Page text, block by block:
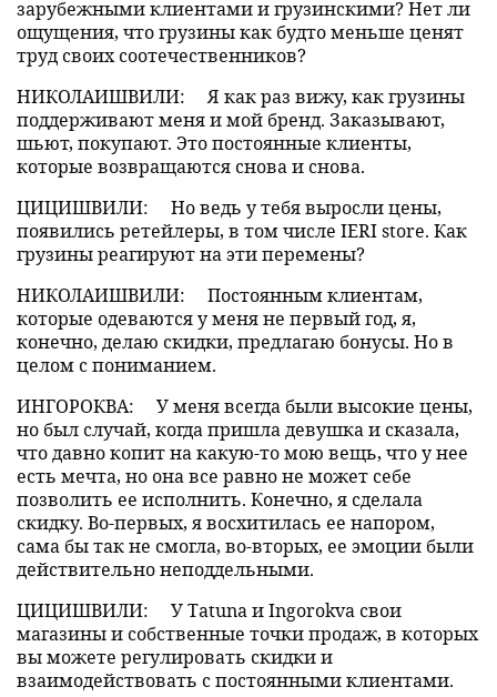
зарубежными клиентами и грузинскими? Нет ли
ощущения, что грузины как будто меньше ценят
труд своих соотечественников?
НИКОЛАИШВИЛИ:
Я как раз вижу, как грузины
поддерживают меня и мой бренд. Заказывают,
шьют, покупают. Это постоянные клиенты,
которые возвращаются снова и снова.
ЦИЦИШВИЛИ:
Но ведь у тебя выросли цены,
появились ретейлеры, в том числе IERI store. Как
грузины реагируют на эти перемены?
НИКОЛАИШВИЛИ:
Постоянным клиентам,
которые одеваются у меня не первый год, я,
конечно, делаю скидки, предлагаю бонусы. Но в
целом с пониманием.
ИНГОРОКВА:
У меня всегда были высокие цены,
но был случай, когда пришла девушка и сказала,
что давно копит на какую-то мою вещь, что у нее
есть мечта, но она все равно не может себе
позволить ее исполнить. Конечно, я сделала
скидку. Во-первых, я восхитилась ее напором,
сама бы так не смогла, во-вторых, ее эмоции были
действительно неподдельными.
ЦИЦИШВИЛИ:
У Tatuna и Ingorokva свои
магазины и собственные точки продаж, в которых
вы можете регулировать скидки и
взаимодействовать с постоянными клиентами.